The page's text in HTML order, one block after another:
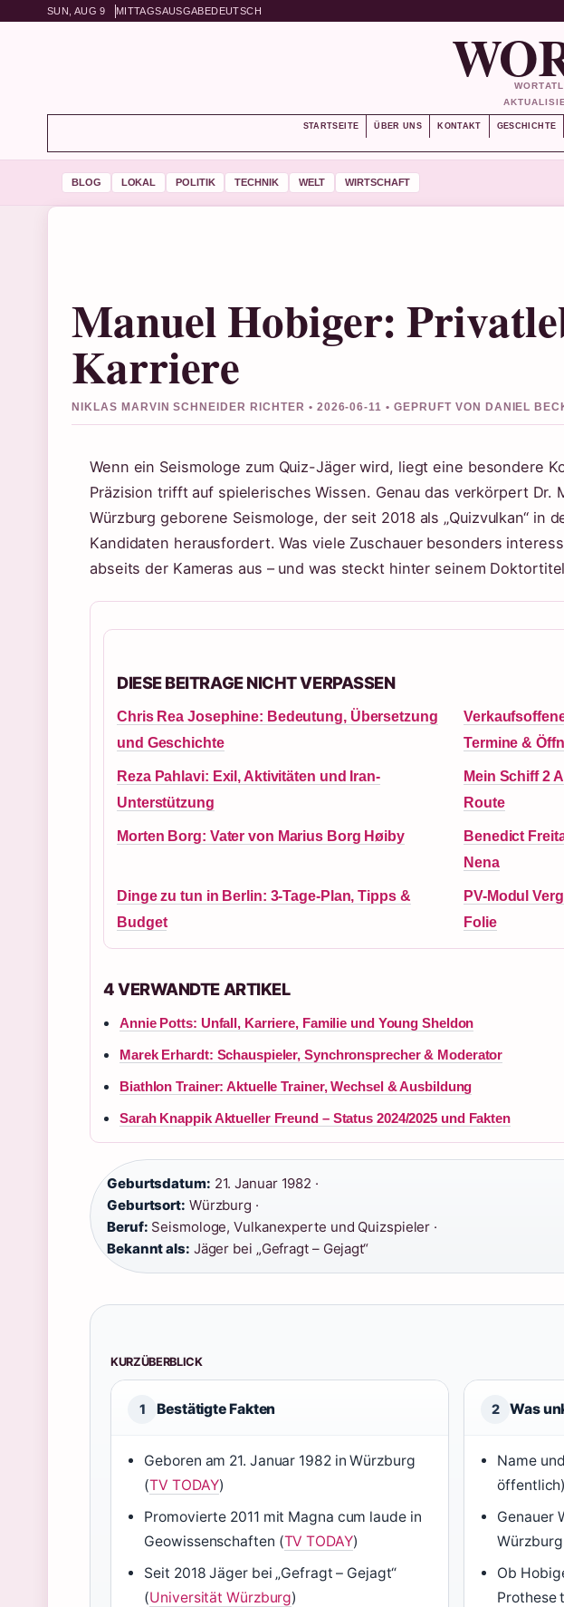
SUN, AUG 9 MITTAGSAUSGABEDEUTSCH
STARTSEITE ÜBER UNS KONTAKT GESCHICHTE
BLOG LOKAL POLITIK TECHNIK WELT WIRTSCHAFT
Manuel Hobiger:
Karriere
NIKLAS MARVIN SCHNEIDER RICHTER • 2026-06-11 • GEPRUFT VON DANIEL
Wenn ein Seismologe zum Quiz-Jäger wird, liegt eine besondere
Präzision trifft auf spielerisches Wissen. Genau das verkörpert Dr.
Würzburg geborene Seismologe, der seit 2018 als „Quizvulkan“ in
Kandidaten herausfordert. Was viele Zuschauer besonders
abseits der Kameras aus – und was steckt hinter seinem
DIESE BEITRAGE NICHT VERPASSEN
Chris Rea Josephine: Bedeutung, Übersetzung
und Geschichte
Termine &
Reza Pahlavi: Exil, Aktivitäten und Iran-
Unterstützung
Mein Schiff 2
Route
Morten Borg: Vater von Marius Borg Høiby
Benedict
Nena
Dinge zu tun in Berlin: 3-Tage-Plan, Tipps &
Budget
PV-Modul
Folie
4 VERWANDTE ARTIKEL
Annie Potts: Unfall, Karriere, Familie und Young Sheldon
Marek Erhardt: Schauspieler, Synchronsprecher & Moderator
Biathlon Trainer: Aktuelle Trainer, Wechsel & Ausbildung
Sarah Knappik Aktueller Freund – Status 2024/2025 und Fakten
Geburtsdatum: 21. Januar 1982 ·
Geburtsort: Würzburg ·
Beruf: Seismologe, Vulkanexperte und Quizspieler ·
Bekannt als: Jäger bei „Gefragt – Gejagt“
KURZÜBERBLICK
1 Bestätigte Fakten
Geboren am 21. Januar 1982 in Würzburg
(TV TODAY)
Promovierte 2011 mit Magna cum laude in
Geowissenschaften (TV TODAY)
Seit 2018 Jäger bei „Gefragt – Gejagt“
(Universität Würzburg)
2 Was
Name
öffentlich)
Genauer
Ob
Prothese